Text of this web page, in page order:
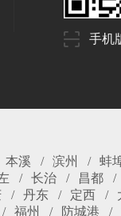
手机
本溪 滨州 蚌
长治 昌都
丹东 定西
福州
防城港